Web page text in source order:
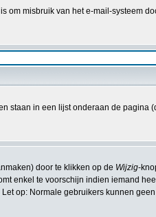
om misbruik van het e-mail-systeem
staan in een lijst onderaan de pagina
door te klikken op de Wijzig-
enkel te voorschijn indien iemand
op: Normale gebruikers kunnen